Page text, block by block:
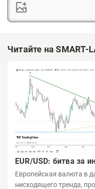
Читайте на SMART-
EUR/USD: битва за
Европейская валюта в
нисходящего тренда,